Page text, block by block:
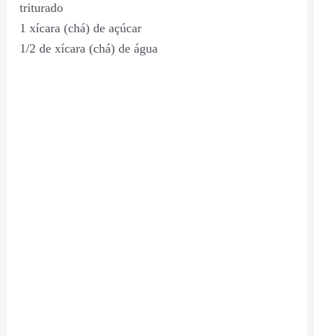
triturado
1 xícara (chá) de açúcar
1/2 de xícara (chá) de água